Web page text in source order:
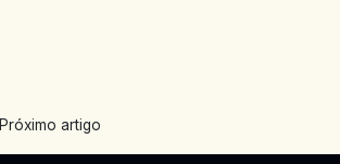
Próximo artigo